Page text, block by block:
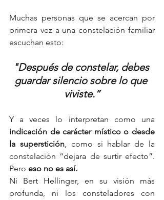
Muchas personas que se acercan por
primera vez a una constelación familiar
escuchan esto:
"Después de constelar, debes
guardar silencio sobre lo que
viviste.”
indicación de carácter místico o desde
la superstición, como si hablar de la
constelación “dejara de surtir efecto”.
Pero eso no es así.
Ni Bert Hellinger, en su visión más